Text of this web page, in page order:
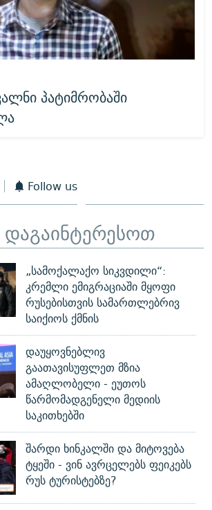
პატიმრობაში
Follow us
„სამოქალაქო სიკვდილი“:
კრემლი ემიგრაციაში მყოფი
რუსებისთვის სამართლებრივ
საიქიოს ქმნის
დაუყოვნებლივ
გაათავისუფლეთ მზია
ამაღლობელი - ეუთოს
წარმომადგენელი მედიის
საკითხებში
შარდი ხინკალში და მიტოვება
ტყეში - ვინ ავრცელებს ფეიკებს
რუს ტურისტებზე?